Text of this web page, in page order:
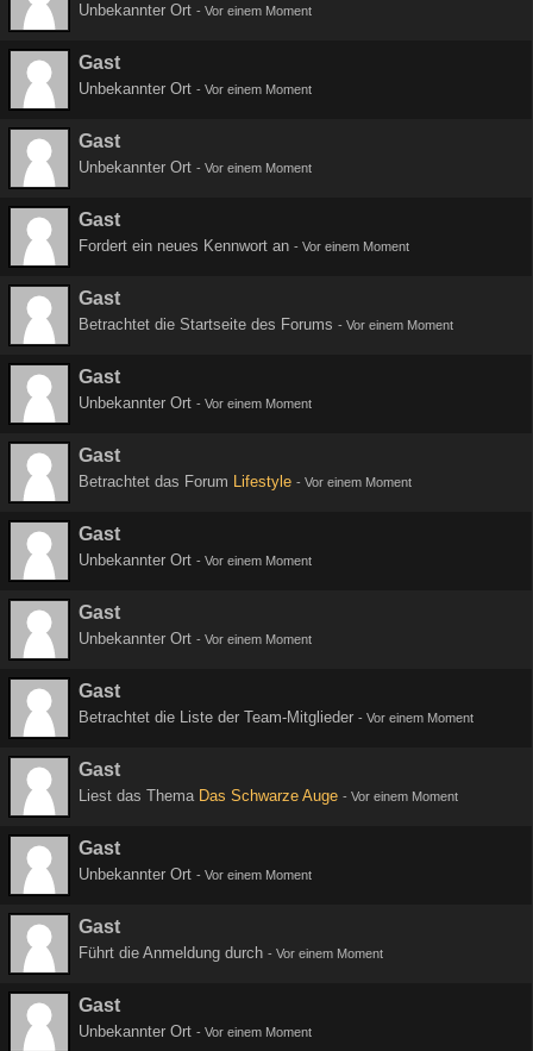
Unbekannter Ort - Vor einem Moment
Gast
Unbekannter Ort - Vor einem Moment
Gast
Unbekannter Ort - Vor einem Moment
Gast
Fordert ein neues Kennwort an - Vor einem Moment
Gast
Betrachtet die Startseite des Forums - Vor einem Moment
Gast
Unbekannter Ort - Vor einem Moment
Gast
Betrachtet das Forum Lifestyle - Vor einem Moment
Gast
Unbekannter Ort - Vor einem Moment
Gast
Unbekannter Ort - Vor einem Moment
Gast
Betrachtet die Liste der Team-Mitglieder - Vor einem Moment
Gast
Liest das Thema Das Schwarze Auge - Vor einem Moment
Gast
Unbekannter Ort - Vor einem Moment
Gast
Führt die Anmeldung durch - Vor einem Moment
Gast
Unbekannter Ort - Vor einem Moment